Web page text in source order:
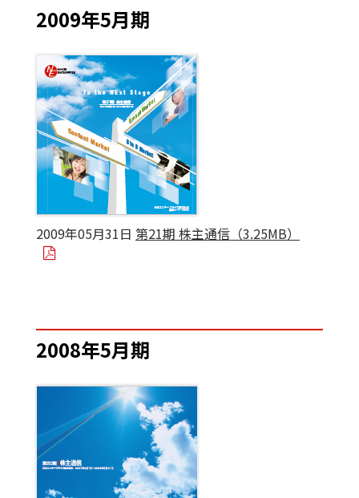
2009年5月期
2009年05月31日 第21期 株主通信（3.25MB）
2008年5月期